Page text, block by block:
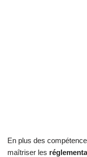
En plus des
maîtriser les